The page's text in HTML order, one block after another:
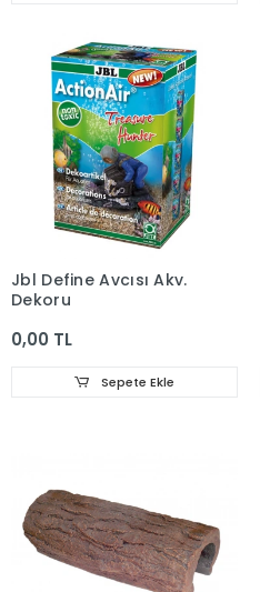
Jbl Define Avcısı Akv.
Dekoru
0,00 TL
Sepete Ekle